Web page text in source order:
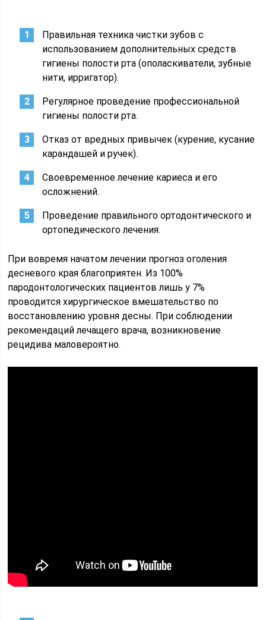
Правильная техника чистки зубов с
использованием дополнительных средств
гигиены полости рта (ополаскиватели, зубные
нити, ирригатор).
Регулярное проведение профессиональной
гигиены полости рта.
Отказ от вредных привычек (курение, кусание
карандашей и ручек).
Своевременное лечение кариеса и его
осложнений.
Проведение правильного ортодонтического и
ортопедического лечения.
При вовремя начатом лечении прогноз оголения
десневого края благоприятен. Из 100%
пародонтологических пациентов лишь у 7%
проводится хирургическое вмешательство по
восстановлению уровня десны. При соблюдении
рекомендаций лечащего врача, возникновение
рецидива маловероятно.